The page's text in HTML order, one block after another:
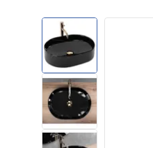
Zuhanyajtó
Zuhanytálcák
Zuhanylefolyók